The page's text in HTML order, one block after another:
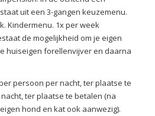
uit een 3-gangen keuzemenu.
Kindermenu. 1x per week
de mogelijkheid om je eigen
huiseigen forellenvijver en daarna
persoon per nacht, ter plaatse te
ter plaatse te betalen (na
hond en kat ook aanwezig).